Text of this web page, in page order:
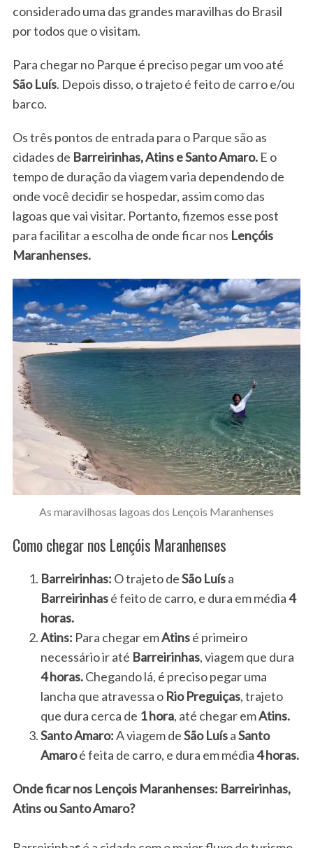
considerado uma das grandes maravilhas do Brasil
por todos que o visitam.
Para chegar no Parque é preciso pegar um voo até
São Luís. Depois disso, o trajeto é feito de carro e/ou
barco.
Os três pontos de entrada para o Parque são as
cidades de Barreirinhas, Atins e Santo Amaro. E o
tempo de duração da viagem varia dependendo de
onde você decidir se hospedar, assim como das
lagoas que vai visitar. Portanto, fizemos esse post
para facilitar a escolha de onde ficar nos Lençóis
Maranhenses.
As maravilhosas lagoas dos Lençois Maranhenses
Como chegar nos Lençóis Maranhenses
Barreirinhas: O trajeto deSão Luísa
Barreirinhasé feito de carro, e dura em média4
horas.
Atins: Para chegar emAtinsé primeiro
necessário ir até Barreirinhas, viagem que dura
4 horas.Chegando lá, é preciso pegar uma
lancha que atravessa o Rio Preguiças, trajeto
que dura cerca de 1 hora, até chegar emAtins.
Santo Amaro:A viagem deSão LuísaSanto
Amaroé feita de carro, e dura em média4 horas.
Onde ficar nos Lençois Maranhenses: Barreirinhas,
Atins ou Santo Amaro?